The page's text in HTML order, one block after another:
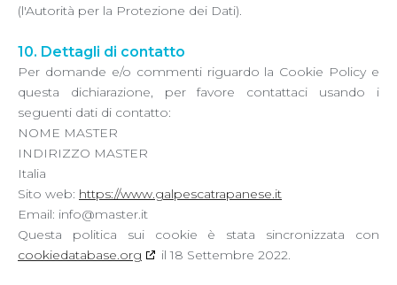
(l'Autorità per la Protezione dei Dati).
10. Dettagli di contatto
Per domande e/o commenti riguardo la Cookie Policy e
questa dichiarazione, per favore contattaci usando i
seguenti dati di contatto:
NOME MASTER
INDIRIZZO MASTER
Italia
Sito web: https://www.galpescatrapanese.it
Email: ti.retsam@ofni
Questa politica sui cookie è stata sincronizzata con
cookiedatabase.org
il 18 Settembre 2022.